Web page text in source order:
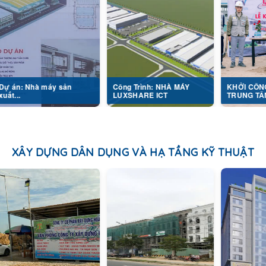
sản Công Trình: NHÀ MÁY
LUXSHARE ICT
KHỞI CÔNG DỰ ÁN
TRUNG TÂM...